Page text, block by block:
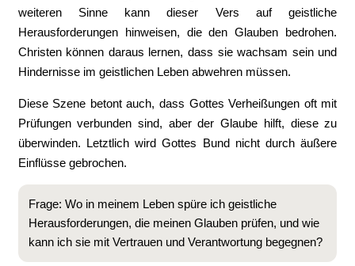
weiteren Sinne kann dieser Vers auf geistliche
Herausforderungen hinweisen, die den Glauben bedrohen.
Christen können daraus lernen, dass sie wachsam sein und
Hindernisse im geistlichen Leben abwehren müssen.
Diese Szene betont auch, dass Gottes Verheißungen oft mit
Prüfungen verbunden sind, aber der Glaube hilft, diese zu
überwinden. Letztlich wird Gottes Bund nicht durch äußere
Einflüsse gebrochen.
Frage: Wo in meinem Leben spüre ich geistliche
Herausforderungen, die meinen Glauben prüfen, und wie
kann ich sie mit Vertrauen und Verantwortung begegnen?